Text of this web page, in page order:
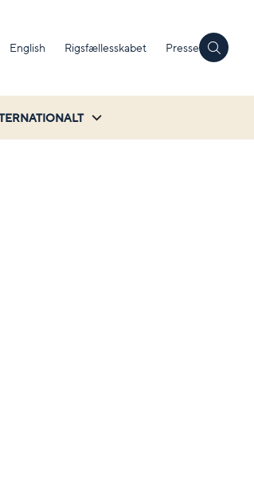
English Rigsfællesskabet Presse